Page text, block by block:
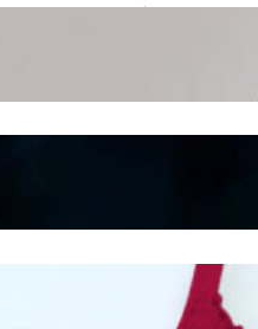
Wanita Pamer Pakaian
Kepribadian
Mengintip Kepribadian
Wanita Dari Warna Bra